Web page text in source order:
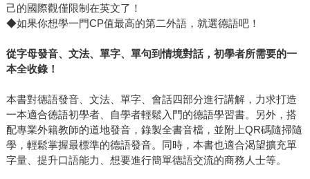
己的國際觀僅限制在英文了！
◆如果你想學一門CP值最高的第二外語，就選德語吧！
從字母發音、文法、單字、單句到情境對話，初學者所需要的一
本全收錄！
本書對德語發音、文法、單字、會話四部分進行講解，力求打造
一本適合德語初學者、自學者輕鬆入門的德語學習書。另外，搭
配專業外籍教師的道地發音，錄製全書音檔，並附上QR碼隨掃隨
學，輕鬆掌握最標準的德語發音。同時，本書也適合渴望擴充單
字量、提升口語能力、想要進行簡單德語交流的商務人士等。